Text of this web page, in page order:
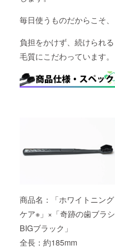
毎日使うものだからこそ、
負担をかけず、続けられる
毛質にこだわっています。
商品名：「ホワイトニング
ケア※」×「奇跡の歯ブラシ
BIGブラック」
全長：約185mm